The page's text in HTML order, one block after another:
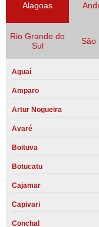
Alagoas
Rio Grande do
Sul
São
Aguaí
Amparo
Artur Nogueira
Avaré
Boituva
Botucatu
Cajamar
Capivari
Conchal